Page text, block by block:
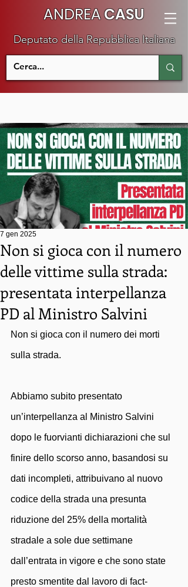
ANDREACASU
Deputato della Repubblica Italiana
Non si gioca con il numero
delle vittime sulla strada:
presentata interpellanza
PD al Ministro Salvini
7 gen 2025
Non si gioca con il numero dei morti
sulla strada.
Abbiamo subito presentato
un’interpellanza al Ministro Salvini
dopo le fuorvianti dichiarazioni che sul
finire dello scorso anno, basandosi su
dati incompleti, attribuivano al nuovo
codice della strada una presunta
riduzione del 25% della mortalità
stradale a sole due settimane
dall’entrata in vigore e che sono state
presto smentite dal lavoro di fact-